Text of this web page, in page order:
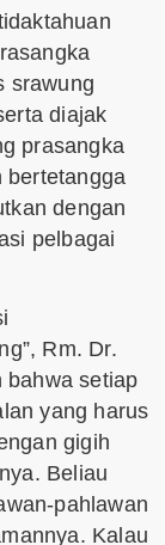
srawung
diajak
prasangka
bertetangga
dengan
pelbagai
Rm. Dr.
bahwa setiap
yang harus
gigih
Beliau
pahlawan
Kalau